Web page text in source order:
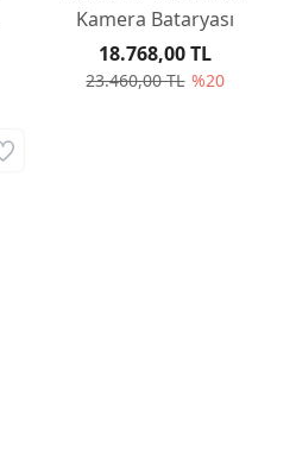
Kamera Bataryası
23.460,00 TL %20
18.768,00 TL